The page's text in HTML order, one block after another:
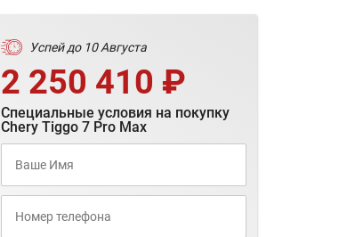
Успей до 10 Августа
2 250 410 ₽
Специальные условия на покупку
Chery Tiggo 7 Pro Max